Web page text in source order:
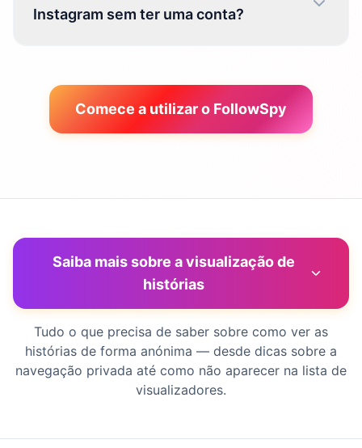
Instagram sem ter uma conta?
Comece a utilizar o FollowSpy
Saiba mais sobre a visualização de
histórias
Tudo o que precisa de saber sobre como ver as
histórias de forma anónima — desde dicas sobre a
navegação privada até como não aparecer na lista de
visualizadores.